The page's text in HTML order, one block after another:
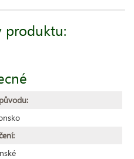
produktu: